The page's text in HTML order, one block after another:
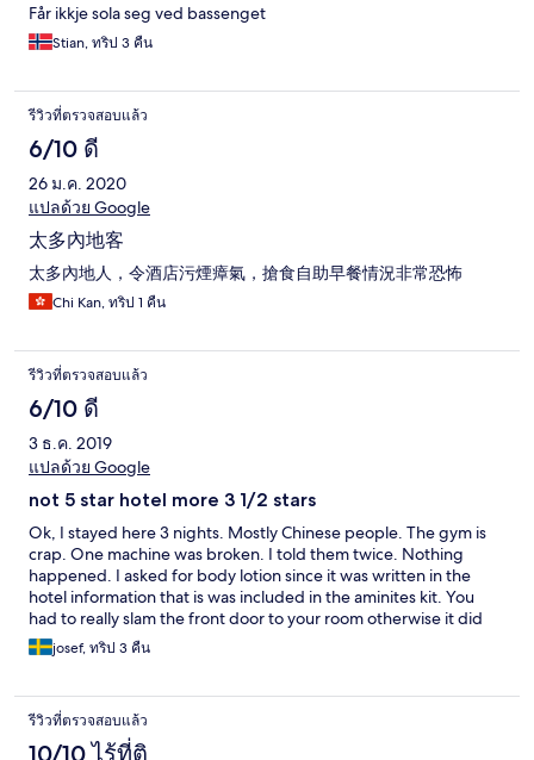
Får ikkje sola seg ved bassenget
Stian, ทริป 3 คืน
รีวิวที่ตรวจสอบแล้ว
6/10 ดี
26 ม.ค. 2020
แปลด้วย Google
太多內地客
太多內地人，令酒店污煙瘴氣，搶食自助早餐情況非常恐怖
Chi Kan, ทริป 1 คืน
รีวิวที่ตรวจสอบแล้ว
6/10 ดี
3 ธ.ค. 2019
แปลด้วย Google
not 5 star hotel more 3 1/2 stars
Ok, I stayed here 3 nights. Mostly Chinese people. The gym is
crap. One machine was broken. I told them twice. Nothing
happened. I asked for body lotion since it was written in the
hotel information that is was included in the aminites kit. You
had to really slam the front door to your room otherwise it did
not close. The safety box was old and hard to reach since it was
on the top self. I stayed at Hilton Pattaya before and you cannot
is, Le Bali is not. It is fare from the beach walk, I walked one
night, it took around 45 minutes, I did walk slowely. It is near the
shopping mall terminal 21. The staff is nice. I gave the cleaners a
josef, ทริป 3 คืน
รีวิวที่ตรวจสอบแล้ว
10/10 ไร้ที่ติ